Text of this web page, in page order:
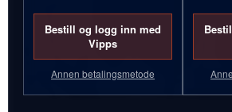
Bestill og logg inn med
Vipps
Annen betalingsmetode